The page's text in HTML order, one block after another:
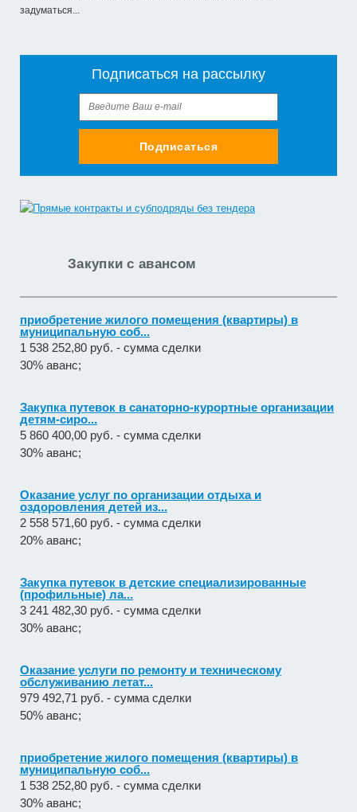
задуматься...
Подписаться на рассылку
Подписаться
Закупки с авансом
приобретение жилого помещения (квартиры) в
муниципальную соб...
1 538 252,80 руб. - сумма сделки
30% аванс;
Закупка путевок в санаторно-курортные организации
детям-сиро...
5 860 400,00 руб. - сумма сделки
30% аванс;
Оказание услуг по организации отдыха и
оздоровления детей из...
2 558 571,60 руб. - сумма сделки
20% аванс;
Закупка путевок в детские специализированные
(профильные) ла...
3 241 482,30 руб. - сумма сделки
30% аванс;
Оказание услуги по ремонту и техническому
обслуживанию летат...
979 492,71 руб. - сумма сделки
50% аванс;
приобретение жилого помещения (квартиры) в
муниципальную соб...
1 538 252,80 руб. - сумма сделки
30% аванс;